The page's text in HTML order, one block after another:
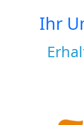
Ihr